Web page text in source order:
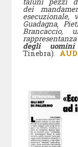
dei
Guadagna,
degli
Tinebra).